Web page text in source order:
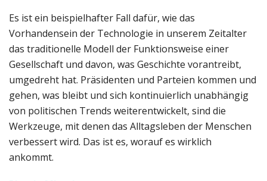
Es ist ein beispielhafter Fall dafür, wie das
Vorhandensein der Technologie in unserem Zeitalter
das traditionelle Modell der Funktionsweise einer
Gesellschaft und davon, was Geschichte vorantreibt,
umgedreht hat. Präsidenten und Parteien kommen und
gehen, was bleibt und sich kontinuierlich unabhängig
von politischen Trends weiterentwickelt, sind die
Werkzeuge, mit denen das Alltagsleben der Menschen
verbessert wird. Das ist es, worauf es wirklich
ankommt.